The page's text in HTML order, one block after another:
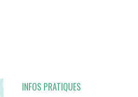
INFOS PRATIQUES